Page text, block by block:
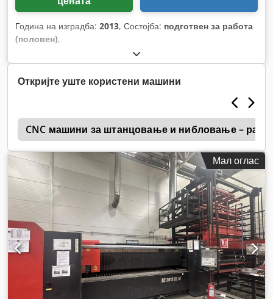
Година на изградба: 2013, Состојба: подготвен за работа
(половен),
Откријте уште користени машини
CNC машини за штанцовање и нибловање –
Мал оглас